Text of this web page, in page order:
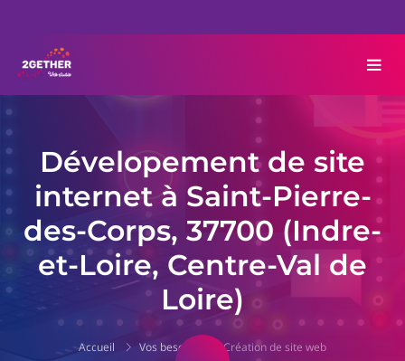
Dévelopement de site
internet à Saint-Pierre-
des-Corps, 37700 (Indre-
et-Loire, Centre-Val de
Loire)
Accueil Vos besoins Création de site web